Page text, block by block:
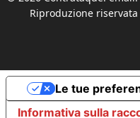
Riproduzione
Informativa sulla
Le tue